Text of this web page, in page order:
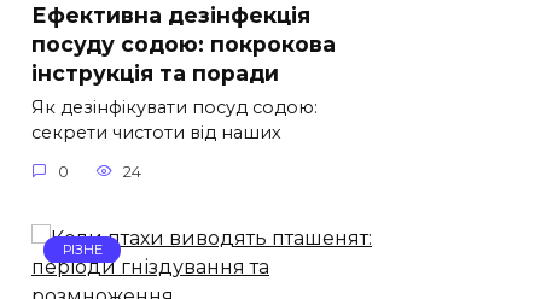
Ефективна дезінфекція
посуду содою: покрокова
інструкція та поради
Як дезінфікувати посуд содою:
секрети чистоти від наших
0 24
РІЗНЕ